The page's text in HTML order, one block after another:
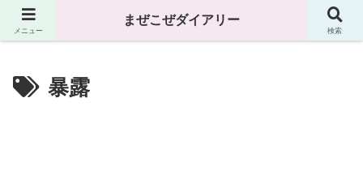
まぜこぜダイアリー
暴露
メニュー
まぜこぜダイアリー
検索